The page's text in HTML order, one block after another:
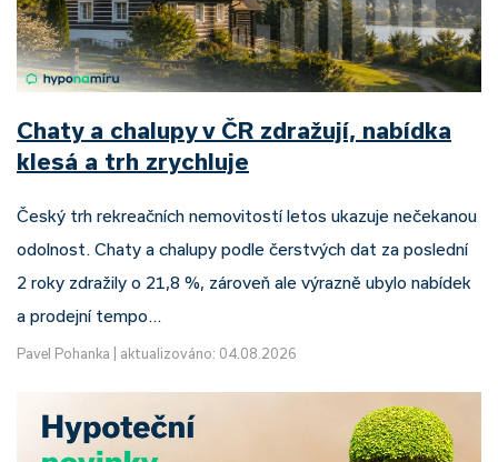
Chaty a chalupy v ČR zdražují, nabídka
klesá a trh zrychluje
Český trh rekreačních nemovitostí letos ukazuje nečekanou
odolnost. Chaty a chalupy podle čerstvých dat za poslední
2 roky zdražily o 21,8 %, zároveň ale výrazně ubylo nabídek
a prodejní tempo…
Pavel Pohanka aktualizováno: 04.08.2026